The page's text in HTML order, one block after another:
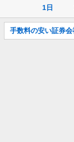
1日
お
知
手数料の安い証券